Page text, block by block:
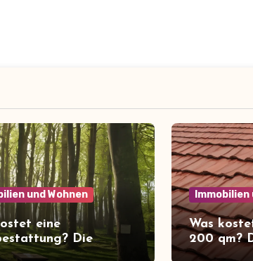
und Wohnen
eine
Die
Wahrheit
Immobilien
Was
200 qm?